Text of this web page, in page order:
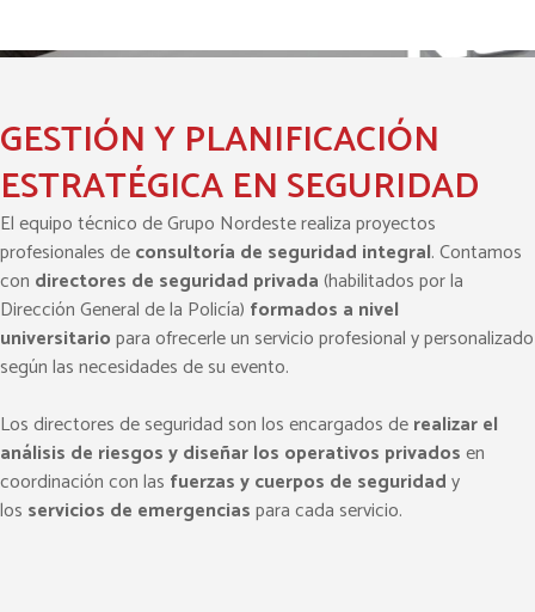
Solicita nuestro servicio
GESTIÓN Y PLANIFICACIÓN
ESTRATÉGICA EN SEGURIDAD
El equipo técnico de Grupo Nordeste realiza proyectos
profesionales deconsultoría de seguridad integral. Contamos
con directores de seguridad privada(habilitados por la
Dirección General de la Policía) formados a nivel
universitariopara ofrecerle un servicio profesional y personalizado
según las necesidades de su evento.
Los directores de seguridad son los encargados derealizar el
análisis de riesgos y diseñar los operativos privadosen
coordinación con las fuerzas y cuerpos de seguridady
los servicios de emergenciaspara cada servicio.